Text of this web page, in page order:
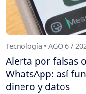
Tecnología • AGO 6 /
Alerta por falsas
WhatsApp: así
dinero y datos